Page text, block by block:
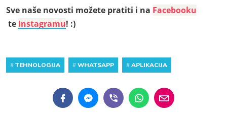
Sve naše novosti možete pratiti i na Facebooku
te Instagramu! :)
#TEHNOLOGIJA #WHATSAPP #APLIKACIJA